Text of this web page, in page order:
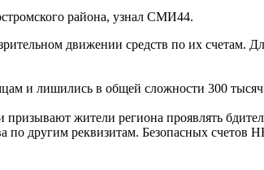
района, узнал СМИ44.
движении средств по их счетам.
и лишились в общей сложности 300
жители региона проявлять
по другим реквизитам. Безопасных